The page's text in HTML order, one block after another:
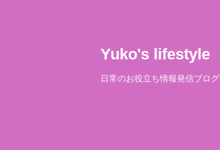
Yuko's lifestyle
日常のお役立ち情報発信ブログ